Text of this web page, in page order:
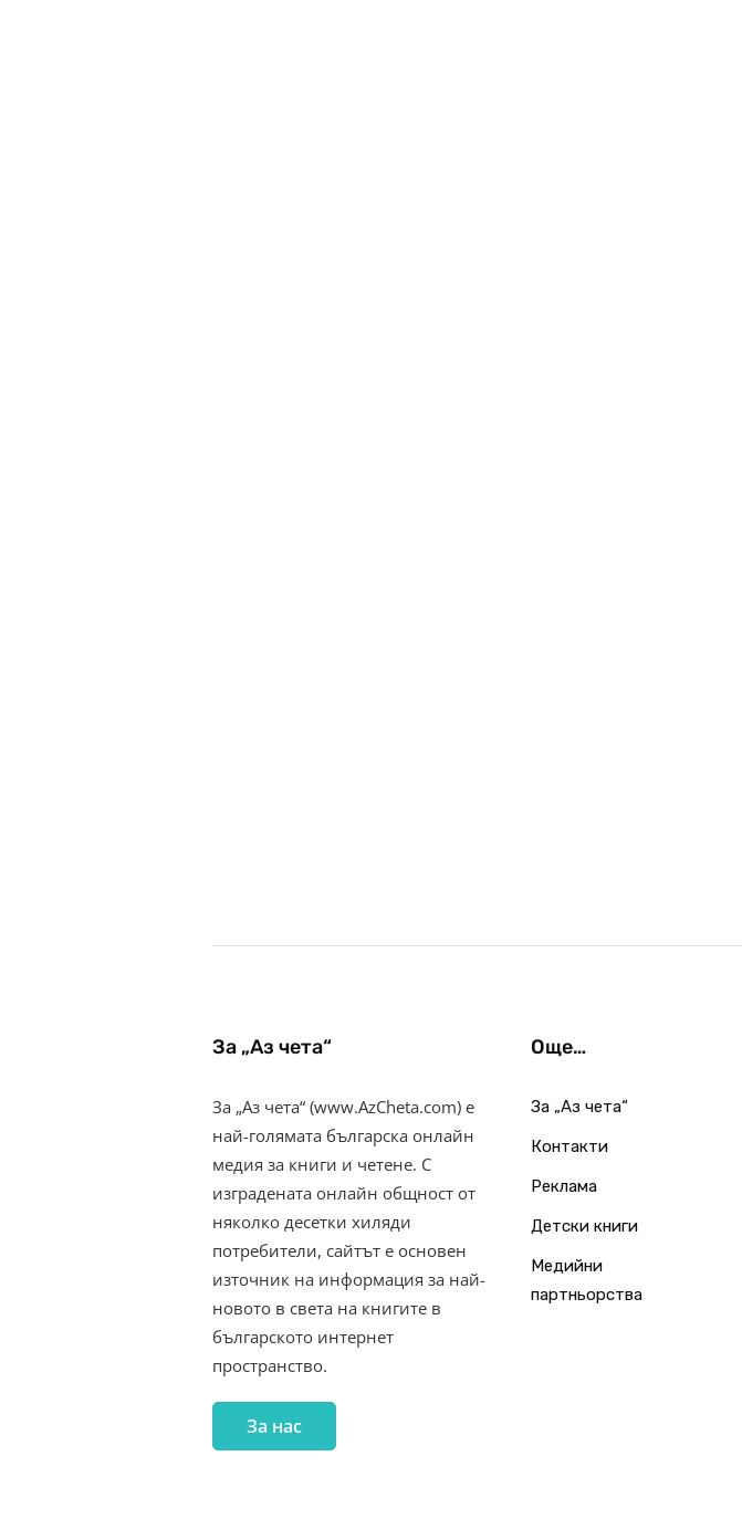
За „Аз чета“
За „Аз чета“ (www.AzCheta.com) е
най-голямата българска онлайн
медия за книги и четене. С
изградената онлайн общност от
няколко десетки хиляди
потребители, сайтът е основен
източник на информация за най-
новото в света на книгите в
българското интернет
пространство.
За нас
Още…
За „Аз чета“
Контакти
Реклама
Детски книги
Медийни
партньорства